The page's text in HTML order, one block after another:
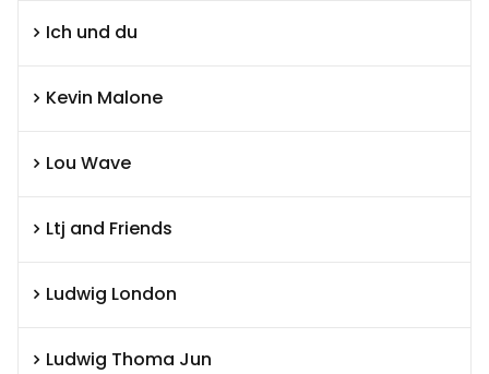
Ich und du
Kevin Malone
Lou Wave
Ltj and Friends
Ludwig London
Ludwig Thoma Jun